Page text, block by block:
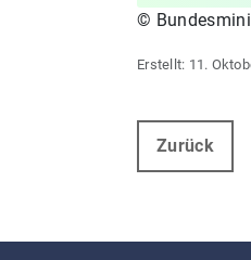
©
11.
Zurück